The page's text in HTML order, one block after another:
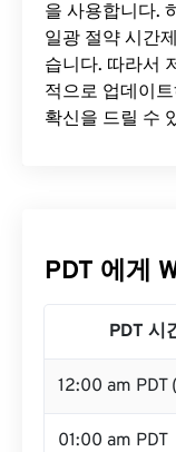
을 사용합니다.
일광 절약 시간
습니다. 따라서
적으로 업데이
확신을 드릴 수
PDT 에게
PDT 시
12:00 am PDT
01:00 am PDT